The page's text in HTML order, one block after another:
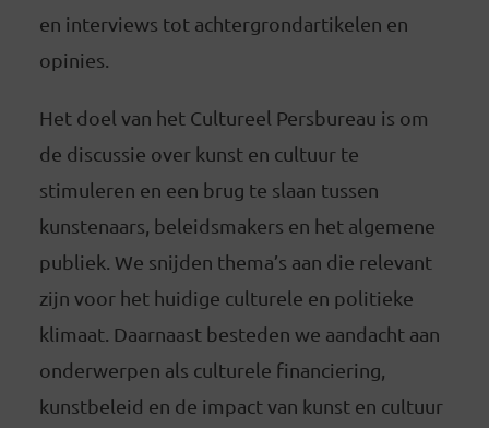
en interviews tot achtergrondartikelen en
opinies.
Het doel van het Cultureel Persbureau is om
de discussie over kunst en cultuur te
stimuleren en een brug te slaan tussen
kunstenaars, beleidsmakers en het algemene
publiek. We snijden thema’s aan die relevant
zijn voor het huidige culturele en politieke
klimaat. Daarnaast besteden we aandacht aan
onderwerpen als culturele financiering,
kunstbeleid en de impact van kunst en cultuur